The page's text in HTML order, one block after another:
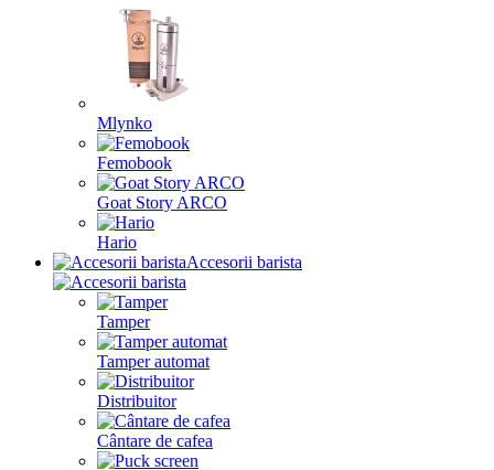
Mlynko
Femobook
Goat Story ARCO
Hario
Accesorii barista
Tamper
Tamper automat
Distribuitor
Cântare de cafea